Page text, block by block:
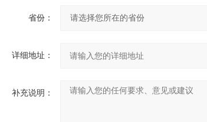
省份：
详细地址：
补充说明：